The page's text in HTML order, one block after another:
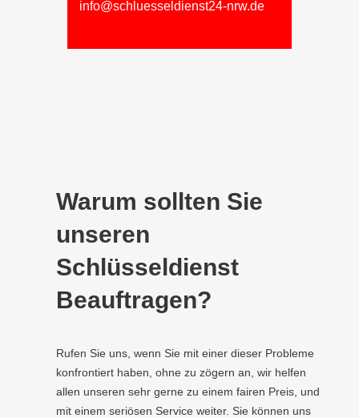
info@schluesseldienst24-nrw.de
Warum sollten Sie
unseren
Schlüsseldienst
Beauftragen?
Rufen Sie uns, wenn Sie mit einer dieser Probleme
konfrontiert haben, ohne zu zögern an, wir helfen
allen unseren sehr gerne zu einem fairen Preis, und
mit einem seriösen Service weiter. Sie können uns